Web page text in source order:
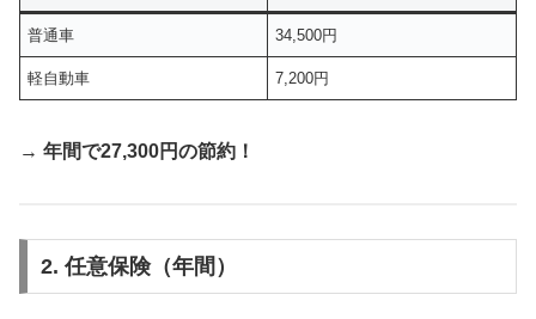
普通車 34,500円
軽自動車 7,200円
→ 年間で27,300円の節約！
2. 任意保険（年間）